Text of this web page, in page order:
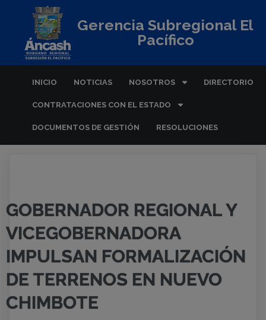
Gerencia Subregional El
Pacífico
INICIO NOTICIAS NOSOTROS DIRECTORIO
CONTRATACIONES CON EL ESTADO
DOCUMENTOS DE GESTIÓN RESOLUCIONES
GOBERNADOR REGIONAL Y
VICEGOBERNADORA
IMPULSAN FORMALIZACIÓN
DE TERRENOS EN NUEVO
CHIMBOTE